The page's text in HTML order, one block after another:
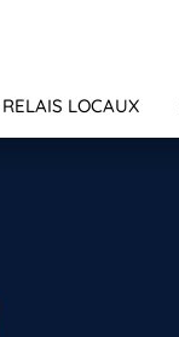
RELAIS LOCAUX